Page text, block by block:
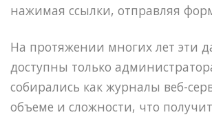
нажимая ссылки, отправляя
На протяжении многих лет эти
доступны только
собирались как журналы веб-
объеме и сложности, что